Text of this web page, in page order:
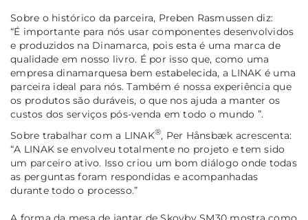
Sobre o histórico da parceira, Preben Rasmussen diz:
“É importante para nós usar componentes desenvolvidos
e produzidos na Dinamarca, pois esta é uma marca de
qualidade em nosso livro. É por isso que, como uma
empresa dinamarquesa bem estabelecida, a LINAK é uma
parceira ideal para nós. Também é nossa experiência que
os produtos são duráveis, o que nos ajuda a manter os
custos dos serviços pós-venda em todo o mundo ”.
Sobre trabalhar com a LINAK®, Per Hånsbæk acrescenta:
“A LINAK se envolveu totalmente no projeto e tem sido
um parceiro ativo. Isso criou um bom diálogo onde todas
as perguntas foram respondidas e acompanhadas
durante todo o processo.”